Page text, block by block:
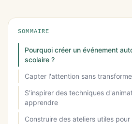
SOMMAIRE
Pourquoi créer un événement
scolaire ?
Capter l'attention sans
S'inspirer des techniques
apprendre
Construire des ateliers utiles